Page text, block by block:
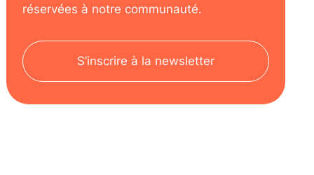
réservées à notre communauté.
S’inscrire à la newsletter